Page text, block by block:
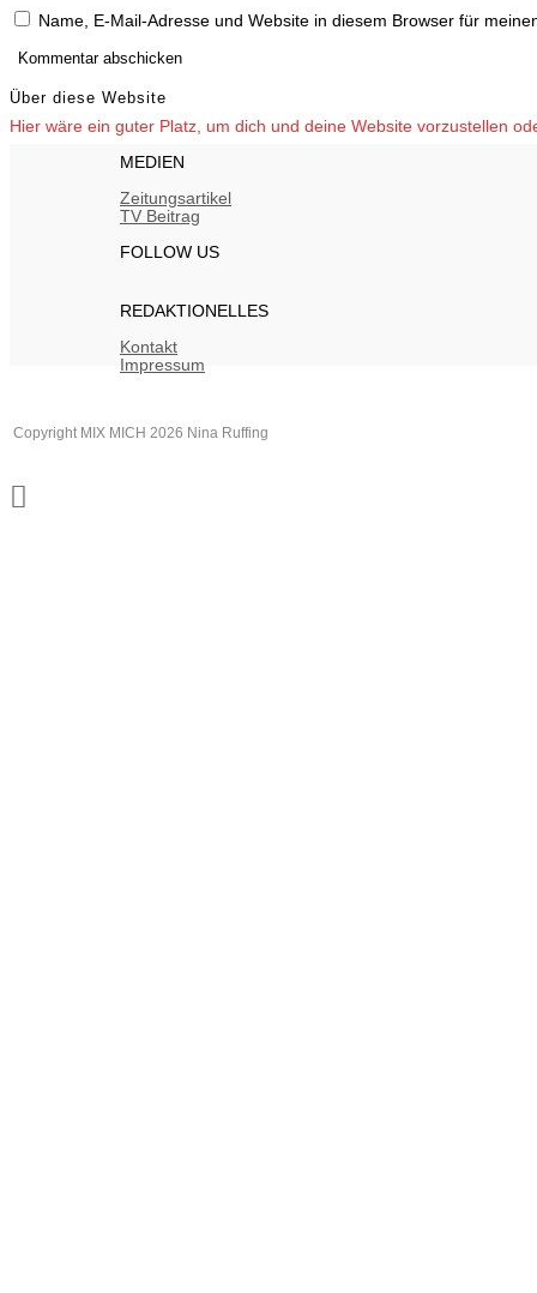
Kommentieren
Adresse
zum
Kommentieren
ein
URL
(optional)
Name, E-Mail-Adresse und Website in diesem Browser für
Über diese Website
Hier wäre ein guter Platz, um dich und deine Website vorzustellen
MEDIEN
Zeitungsartikel
TV Beitrag
FOLLOW US
REDAKTIONELLES
Kontakt
Impressum
Copyright MIX MICH 2026 Nina Ruffing